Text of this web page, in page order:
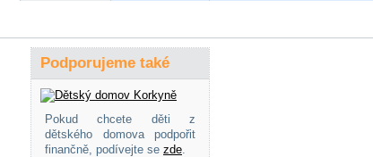
Podporujeme také
Pokud chcete děti z
dětského domova podpořit
finančně, podívejte se zde.